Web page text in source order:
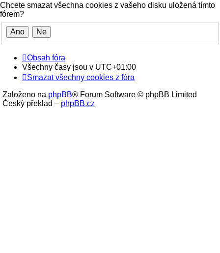
Chcete smazat všechna cookies z vašeho disku uložená tímto
fórem?
Obsah fóra
Všechny časy jsou v UTC+01:00
Smazat všechny cookies z fóra
Založeno na phpBB® Forum Software © phpBB Limited
Český překlad – phpBB.cz